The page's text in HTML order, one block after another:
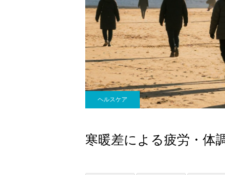
ヘルスケア
寒暖差による疲労・体